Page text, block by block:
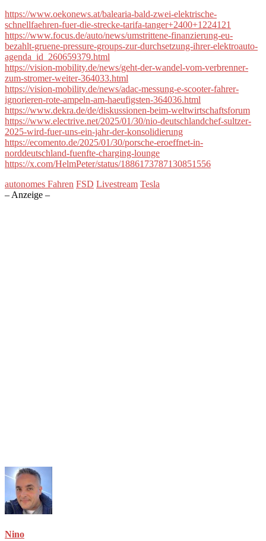
https://www.oekonews.at/balearia-bald-zwei-elektrische-
schnellfaehren-fuer-die-strecke-tarifa-tanger+2400+1224121
https://www.focus.de/auto/news/umstrittene-finanzierung-eu-
bezahlt-gruene-pressure-groups-zur-durchsetzung-ihrer-elektroauto-
agenda_id_260659379.html
https://vision-mobility.de/news/geht-der-wandel-vom-verbrenner-
zum-stromer-weiter-364033.html
https://vision-mobility.de/news/adac-messung-e-scooter-fahrer-
ignorieren-rote-ampeln-am-haeufigsten-364036.html
https://www.dekra.de/de/diskussionen-beim-weltwirtschaftsforum
https://www.electrive.net/2025/01/30/nio-deutschlandchef-sultzer-
2025-wird-fuer-uns-ein-jahr-der-konsolidierung
https://ecomento.de/2025/01/30/porsche-eroeffnet-in-
norddeutschland-fuenfte-charging-lounge
https://x.com/HelmPeter/status/1886173787130851556
autonomes Fahren FSD Livestream Tesla
– Anzeige –
Nino